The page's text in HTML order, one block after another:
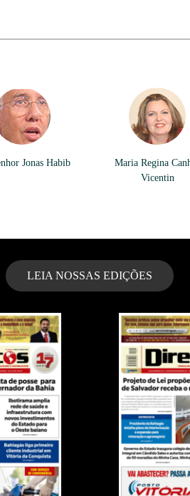
Jonas Habib
Maria Regina
Vicentin
LEIA NOSSAS EDIÇÕES